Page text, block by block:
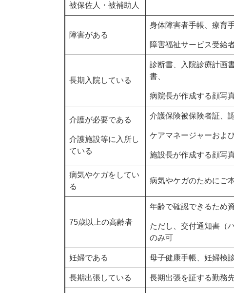
被保佐人・被補助人
障害がある
身体障害者手帳、療育
障害福祉サービス受給
長期入院している
診断書、入院診療計画
書、
病院長が作成する顔写
介護が必要である
介護施設等に入所し
ている
介護保険被保険者証、
ケアマネージャーおよ
施設長が作成する顔写
病気やケガをしてい
る
病気やケガのためにご
75歳以上の高齢者
年齢で確認できるため
ただし、交付通知書（
のみ可
妊婦である 母子健康手帳、妊婦検
長期出張している 長期出張を証する勤務